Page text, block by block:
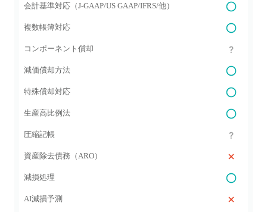
会計基準対応（J-GAAP/US GAAP/IFRS/他）
複数帳簿対応
コンポーネント償却
減価償却方法
特殊償却対応
生産高比例法
圧縮記帳
資産除去債務（ARO）
減損処理
AI減損予測